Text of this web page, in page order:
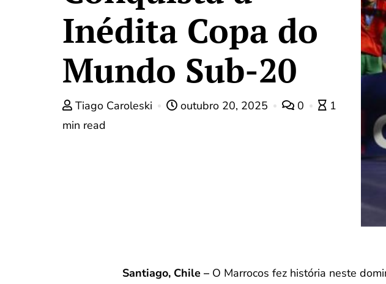
Inédita Copa do
Mundo Sub-20
Tiago Caroleski outubro 20, 2025 0
1
min read
Santiago, Chile –O Marrocos fez história neste